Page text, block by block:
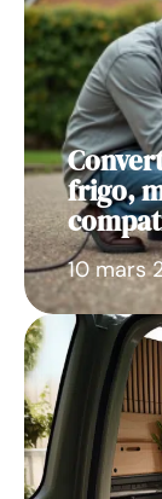
frigo,
10 mars